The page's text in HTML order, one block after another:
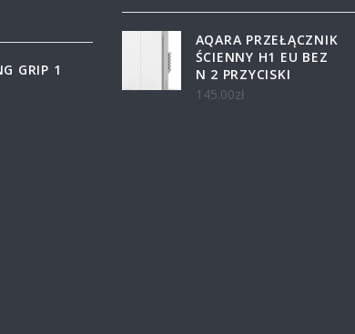
GRIP 1
AQARA PRZEŁĄCZNIK
ŚCIENNY H1 EU BEZ
N 2 PRZYCISKI
145.00zł